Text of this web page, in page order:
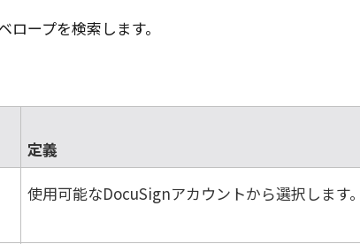
ロープを検索します。
定義
使用可能なDocuSignアカウントから選択します。